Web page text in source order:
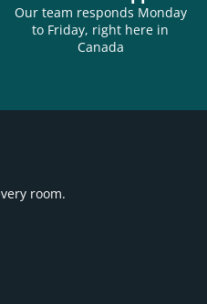
Our team responds Monday
to Friday, right here in
Canada
room.